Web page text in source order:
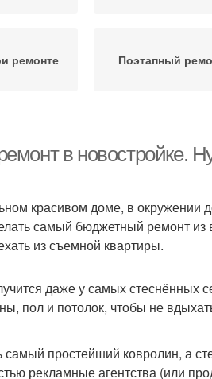
ремонте Поэтапный
в новостройке.
красивом доме, в окружении
самый бюджетный ремонт из
из съемной квартиры.
даже у самых стеснённых
пол и потолок, чтобы не
простейший ковролин, а
рекламные агентства (или